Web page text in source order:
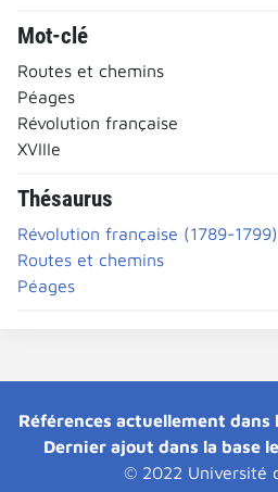
Mot-clé
Routes et chemins
Péages
Révolution française
XVIIIe
Thésaurus
Révolution française (1789-1799)
Routes et chemins
Péages
Références actuellement dans
Dernier ajout dans la base
© 2022 Université